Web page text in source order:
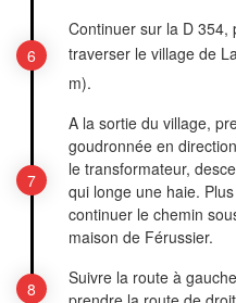
Continuer sur la D 354,
traverser le village de
m).
A la sortie du village,
goudronnée en
le transformateur,
qui longe une haie.
continuer le chemin
maison de Férussier.
Suivre la route à